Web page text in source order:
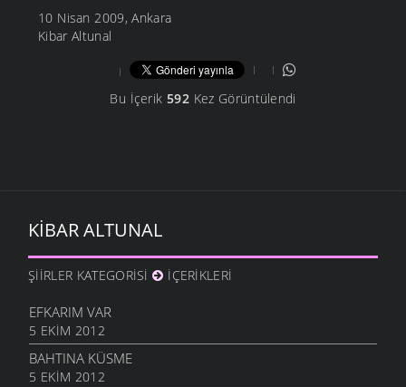
10 Nisan 2009, Ankara
Kibar Altunal
Bu İçerik 592Kez Görüntülendi
KIBAR ALTUNAL
ŞIIRLER KATEGORISI İÇERIKLERI
EFKARIM VAR
5 EKIM 2012
BAHTINA KÜSME
5 EKIM 2012